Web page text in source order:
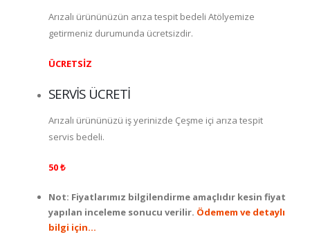
Arızalı ürününüzün arıza tespit bedeli Atölyemize
getirmeniz durumunda ücretsizdir.
ÜCRETSİZ
SERVİS ÜCRETİ
Arızalı ürününüzü iş yerinizde Çeşme içi arıza tespit
servis bedeli.
50 ₺
Not: Fiyatlarımız bilgilendirme amaçlıdır kesin fiyat
yapılan inceleme sonucu verilir. Ödemem ve detaylı
bilgi için…